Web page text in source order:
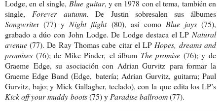
Lodge, en el single, Blue guitar, y en 1978 con el tema, también en
single, Forever autumn.De Justin sobresalen sus álbumes
Songwriter (77) y Night flight(80), así como Blue jays(75),
grabado a dúo con John Lodge. De Lodge destaca el LP Natural
avenue (77). DeRay Thomas cabe citar el LP Hopes, dreams and
promises (76); de Mike Pinder, el álbum The promise (76); y de
Graeme Edge, su asociación con Adrian Gurvitz para formar la
Graeme Edge Band (Edge, batería; Adrian Gurvitz, guitarra; Paul
Gurvitz, bajo; y Mick Gallagher, teclado), con la que edita los LP’s
Kick off your muddy boots(75) y Paradise ballroom(77).